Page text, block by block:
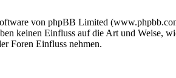
von phpBB Limited
keinen Einfluss auf die Art und Weise,
Foren Einfluss nehmen.